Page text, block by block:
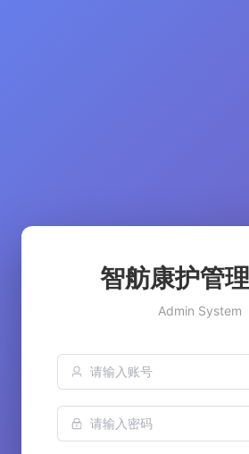
智舫康护管
Admin System